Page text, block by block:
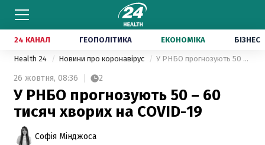
24 КАНАЛ ГЕОПОЛІТИКА ЕКОНОМІКА БІЗНЕС
Health 24 Новини про коронавірус У РНБО прогнозують 50 – 60 тисяч хворих на COVID-19
26 жовтня, 08:36 2
У РНБО прогнозують 50 – 60
тисяч хворих на COVID-19
Софія Мінджоса